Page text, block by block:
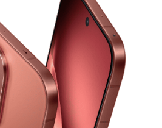
Iraq | حدد البلد/المنطقة